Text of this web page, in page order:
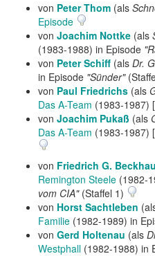
von Peter Thom (als
Episode
von Joachim Nottke (als
(1983-1988) in Episode
von Peter Schiff (als Dr.
in Episode "Sünder"
von Paul Friedrichs (als
Das A-Team (1983-1987)
von Joachim Pukaß (als
Das A-Team (1983-1987)
von Friedrich G.
Remington Steele (1982-
vom CIA"(Staffel 1)
von Horst Sachtleben
Familie (1982-1989) in
von Gerd Holtenau (als
Westphall (1982-1988) in